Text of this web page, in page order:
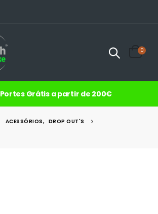
0
Portes Grátis a partir de 200€
ACESSÓRIOS, DROP OUT'S